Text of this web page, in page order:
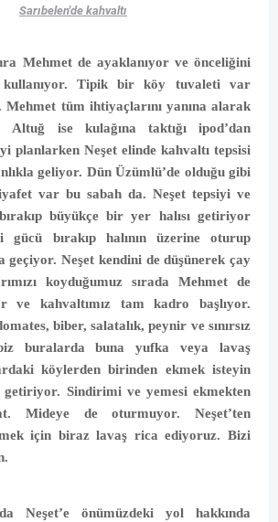
Sarıbelen'de kahvaltı
Mehmet de ayaklanıyor ve önceliğini
kullanıyor. Tipik bir köy tuvaleti var
Mehmet tüm ihtiyaçlarını yanına alarak
Altuğ ise kulağına taktığı ipod’dan
planlarken Neşet elinde kahvaltı tepsisi
geliyor. Dün Üzümlü’de olduğu gibi
var bu sabah da. Neşet tepsiyi ve
büyükçe bir yer halısı getiriyor
gücü bırakıp halının üzerine oturup
geçiyor. Neşet kendini de düşünerek çay
koyduğumuz sırada Mehmet de
ve kahvaltımız tam kadro başlıyor.
biber, salatalık, peynir ve sınırsız
buralarda buna yufka veya lavaş
köylerden birinden ekmek isteyin
getiriyor. Sindirimi ve yemesi ekmekten
Mideye de oturmuyor. Neşet’ten
için biraz lavaş rica ediyoruz. Bizi
Neşet’e önümüzdeki yol hakkında